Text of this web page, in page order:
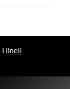
i linell